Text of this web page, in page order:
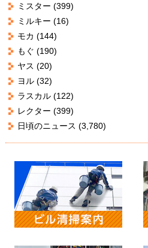
ミスター (399)
ミルキー (16)
モカ (144)
もぐ (190)
ヤス (20)
ヨル(32)
ラスカル(122)
レクター (399)
日頃のニュース (3,780)